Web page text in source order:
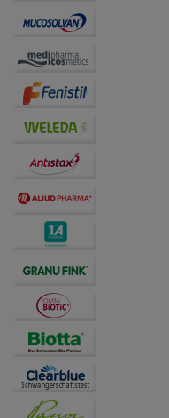
unserer Website
Website weiter für
Drittseiten möglichst
Bitte beachten Sie,
Dritte wie z.B.
übertragen werden.